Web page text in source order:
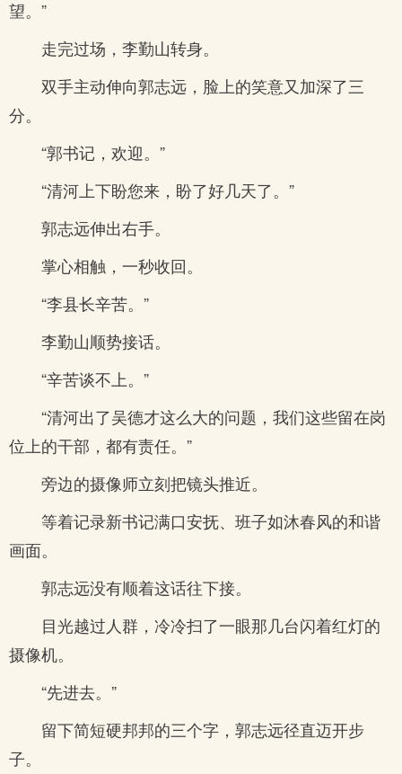
望。”
走完过场，李勤山转身。
双手主动伸向郭志远，脸上的笑意又加深了三
分。
“郭书记，欢迎。”
“清河上下盼您来，盼了好几天了。”
郭志远伸出右手。
掌心相触，一秒收回。
“李县长辛苦。”
李勤山顺势接话。
“辛苦谈不上。”
“清河出了吴德才这么大的问题，我们这些留在岗
位上的干部，都有责任。”
旁边的摄像师立刻把镜头推近。
等着记录新书记满口安抚、班子如沐春风的和谐
画面。
郭志远没有顺着这话往下接。
目光越过人群，冷冷扫了一眼那几台闪着红灯的
摄像机。
“先进去。”
留下简短硬邦邦的三个字，郭志远径直迈开步
子。